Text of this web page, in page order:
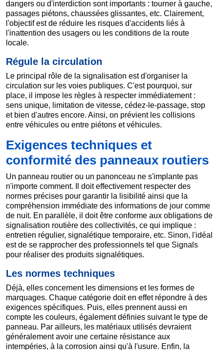
dangers ou d'interdiction sont importants : tourner à gauche,
passages piétons, chaussées glissantes, etc. Clairement,
l'objectif est de réduire les risques d'accidents liés à
l'inattention des usagers ou les conditions de la route
locale.
Régule la circulation
Le principal rôle de la signalisation est d'organiser la
circulation sur les voies publiques. C'est pourquoi, sur
place, il impose les règles à respecter immédiatement :
sens unique, limitation de vitesse, cédez-le-passage, stop
et bien d'autres encore. Ainsi, on prévient les collisions
entre véhicules ou entre piétons et véhicules.
Exigences techniques et
conformité des panneaux routiers
Un panneau routier ou un panonceau ne s'implante pas
n'importe comment. Il doit effectivement respecter des
normes précises pour garantir la lisibilité ainsi que la
compréhension immédiate des informations de jour comme
de nuit. En parallèle, il doit être conforme aux obligations de
signalisation routière des collectivités, ce qui implique :
entretien régulier, signalétique temporaire, etc. Sinon, l'idéal
est de se rapprocher des professionnels tel que Signals
pour réaliser des produits signalétiques.
Les normes techniques
Déjà, elles concernent les dimensions et les formes de
marquages. Chaque catégorie doit en effet répondre à des
exigences spécifiques. Puis, elles prennent aussi en
compte les couleurs, également définies suivant le type de
panneau. Par ailleurs, les matériaux utilisés devraient
généralement avoir une certaine résistance aux
intempéries, à la corrosion ainsi qu'à l'usure. Enfin, la